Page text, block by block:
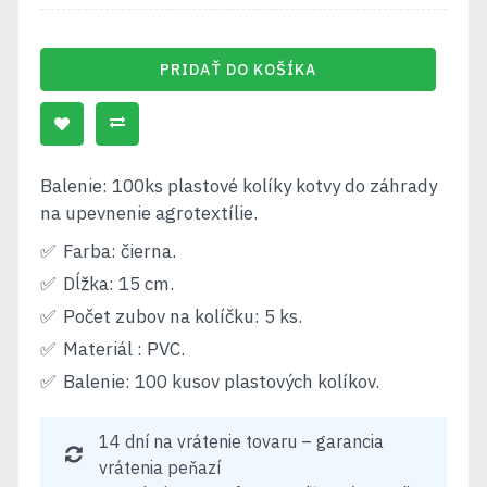
PRIDAŤ DO KOŠÍKA
Balenie: 100ks plastové kolíky kotvy do záhrady
na upevnenie agrotextílie.
Farba: čierna.
Dĺžka: 15 cm.
Počet zubov na kolíčku: 5 ks.
Materiál : PVC.
Balenie: 100 kusov plastových kolíkov.
14 dní na vrátenie tovaru – garancia
vrátenia peňazí